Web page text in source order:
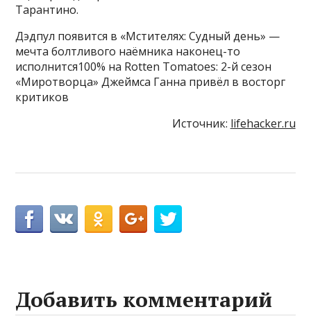
Тарантино.
Дэдпул появится в «Мстителях: Судный день» —
мечта болтливого наёмника наконец-то
исполнится100% на Rotten Tomatoes: 2-й сезон
«Миротворца» Джеймса Ганна привёл в восторг
критиков
Источник: lifehacker.ru
Добавить комментарий